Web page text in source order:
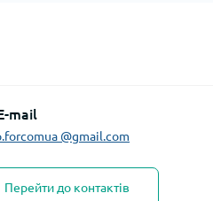
mail
@gmail.com
Перейти до контактів